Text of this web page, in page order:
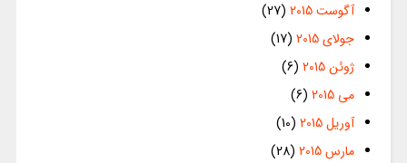
آگوست 2015
(27)
جولای 2015
(17)
ژوئن 2015
(6)
می 2015
(6)
آوریل 2015
(10)
مارس 2015
(28)